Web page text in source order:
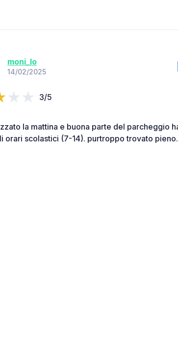
moni_lo
14/02/2025
3/5
la mattina e buona parte del parcheggio
orari scolastici (7-14). purtroppo trovato pieno.